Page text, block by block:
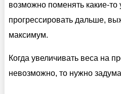
возможно поменять какие-то
прогрессировать дальше,
максимум.
Когда увеличивать веса на
невозможно, то нужно